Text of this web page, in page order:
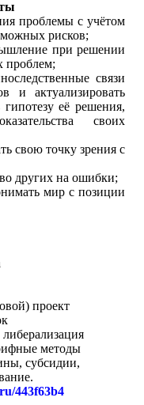
проблемы с учётом
рисков;
при решении
проблем;
связи
и актуализировать
гипотезу её решения,
своих
свою точку зрения с
других на ошибки;
мир с позиции
проект
методы
субсидии,
443f63b4